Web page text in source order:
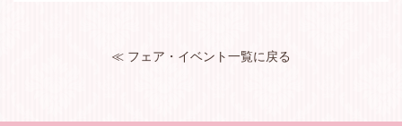
≪ フェア・イベント一覧に戻る